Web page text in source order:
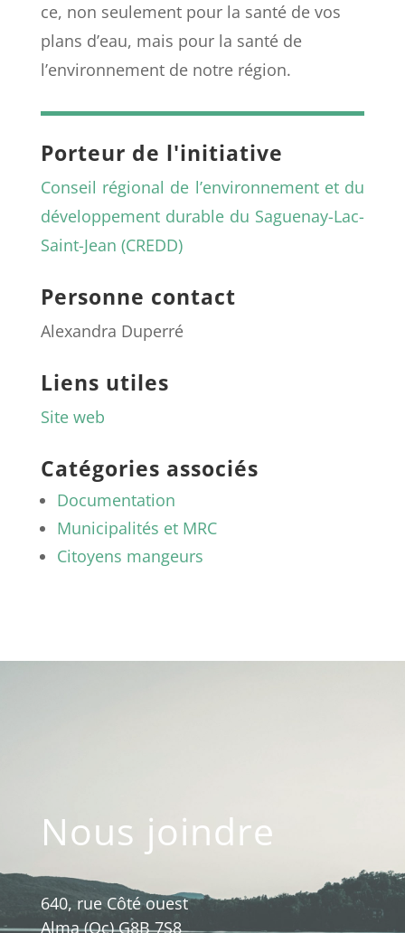
ce, non seulement pour la santé de vos
plans d’eau, mais pour la santé de
l’environnement de notre région.
Porteur de l'initiative
Conseil régional de l’environnement et du
développement durable du Saguenay-Lac-
Saint-Jean (CREDD)
Personne contact
Alexandra Duperré
Liens utiles
Site web
Catégories associés
Documentation
Municipalités et MRC
Citoyens mangeurs
Nous joindre
640, rue Côté ouest
Alma (Qc) G8B 7S8